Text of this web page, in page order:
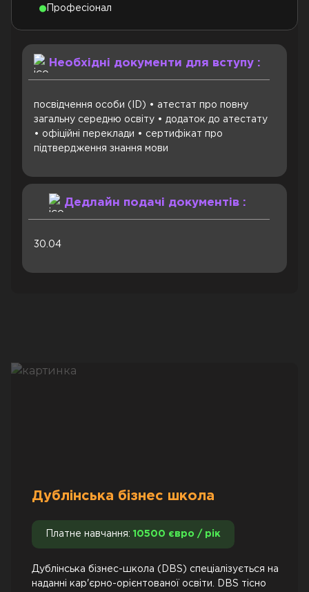
Професіонал
Необхідні документи для вступу :
посвідчення особи (ID) • атестат про повну
загальну середню освіту • додаток до атестату
• офіційні переклади • сертифікат про
підтвердження знання мови
Дедлайн подачі документів :
30.04
Дублінська бізнес школа
Платне навчання: 10500 євро / рік
Дублінська бізнес-школа (DBS) спеціалізується на
наданні кар'єрно-орієнтованої освіти. DBS тісно